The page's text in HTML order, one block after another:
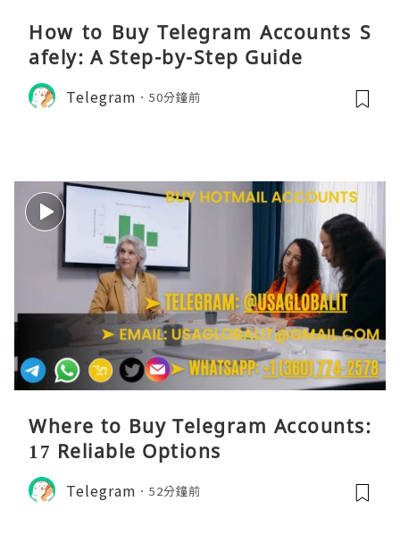
How to Buy Telegram Accounts S
afely: A Step-by-Step Guide
Telegram 50分鐘前
Where to Buy Telegram Accounts:
17 Reliable Options
Telegram 52分鐘前